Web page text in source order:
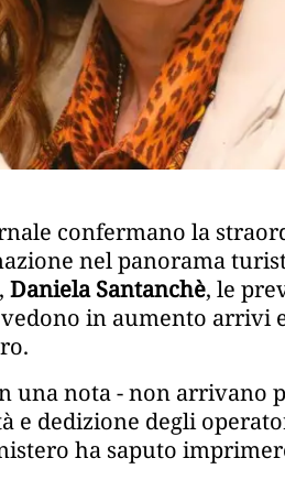
confermano la
nel panorama
Daniela Santanchè, le
in aumento arrivi
una nota - non arrivano
dedizione degli
ha saputo